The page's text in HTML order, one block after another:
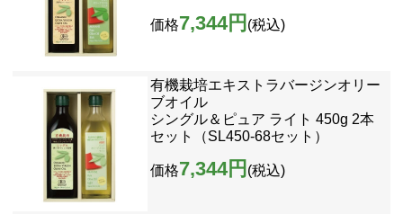
価格7,344円 (税込)
有機栽培エキストラバージンオリー
ブオイル
シングル＆ピュア ライト 450g 2本
セット（SL450-68セット）
価格7,344円 (税込)